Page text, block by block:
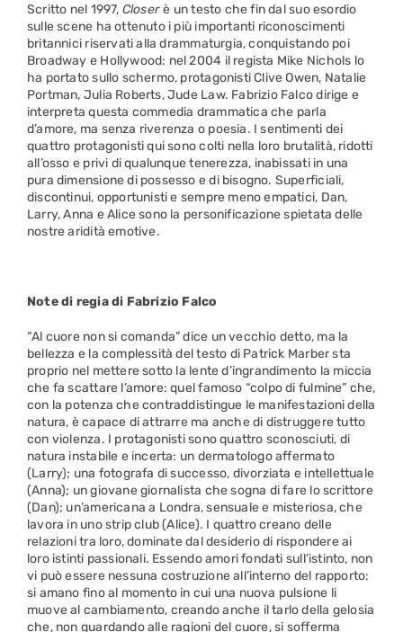
Scritto nel 1997, Closerè un testo che fin dal suo esordio
sulle scene ha ottenuto i più importanti riconoscimenti
britannici riservati alla drammaturgia, conquistando poi
Broadway e Hollywood: nel 2004 il regista Mike Nichols lo
ha portato sullo schermo, protagonisti Clive Owen, Natalie
Portman, Julia Roberts, Jude Law. Fabrizio Falco dirige e
interpreta questa commedia drammatica che parla
d’amore, ma senza riverenza o poesia. I sentimenti dei
quattro protagonisti qui sono colti nella loro brutalità, ridotti
all’osso e privi di qualunque tenerezza, inabissati in una
pura dimensione di possesso e di bisogno. Superficiali,
discontinui, opportunisti e sempre meno empatici, Dan,
Larry, Anna e Alice sono la personificazione spietata delle
nostre aridità emotive.
Note di regia di Fabrizio Falco
“Al cuore non si comanda” dice un vecchio detto, ma la
bellezza e la complessità del testo di Patrick Marber sta
proprio nel mettere sotto la lente d’ingrandimento la miccia
che fa scattare l’amore: quel famoso “colpo di fulmine” che,
con la potenza che contraddistingue le manifestazioni della
natura, è capace di attrarre ma anche di distruggere tutto
con violenza. I protagonisti sono quattro sconosciuti, di
natura instabile e incerta: un dermatologo affermato
(Larry); una fotografa di successo, divorziata e intellettuale
(Anna); un giovane giornalista che sogna di fare lo scrittore
(Dan); un’americana a Londra, sensuale e misteriosa, che
lavora in uno strip club (Alice). I quattro creano delle
relazioni tra loro, dominate dal desiderio di rispondere ai
loro istinti passionali. Essendo amori fondati sull’istinto, non
vi può essere nessuna costruzione all’interno del rapporto:
si amano fino al momento in cui una nuova pulsione li
muove al cambiamento, creando anche il tarlo della gelosia
che, non guardando alle ragioni del cuore, si sofferma